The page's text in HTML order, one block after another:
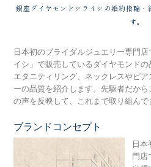
銀座ダイヤモンドシライシの婚約指輪・
す。
日本初のブライダルジュエリー専門
イシ」で販売しているダイヤモンドの
エタニティリング、ネックレスやピ
ーの品質を紹介します。先駆者だか
の声を反映して、これまで取り組んで
ブランドコンセプト
日本
門店